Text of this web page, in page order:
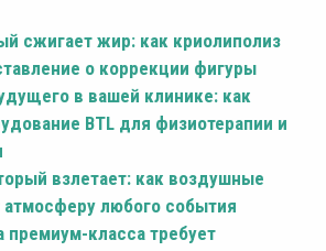
сжигает жир: как криолиполиз
о коррекции фигуры
в вашей клинике: как
BTL для физиотерапии и
взлетает: как воздушные
любого события
премиум-класса требует